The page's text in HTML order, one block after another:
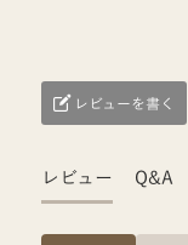
レビューを書く
レビュー Q&A